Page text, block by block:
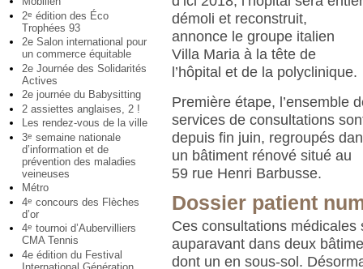
2e édition des Éco
Trophées 93
2e Salon international pour
un commerce équitable
2e Journée des Solidarités
Actives
2e journée du Babysitting
2 assiettes anglaises, 2 !
Les rendez-vous de la ville
3e semaine nationale
d’information et de
prévention des maladies
veineuses
Métro
4e concours des Flèches
d’or
4e tournoi d’Aubervilliers
CMA Tennis
4e édition du Festival
démoli et reconstruit,
annonce le groupe italien
Villa Maria à la tête de
l’hôpital et de la polyclinique.
Première étape, l’ensemble
services de consultations
depuis fin juin, regroupés
un bâtiment rénové situé au
59 rue Henri Barbusse.
Dossier patient
Ces consultations médicales
auparavant dans deux
dont un en sous-sol.